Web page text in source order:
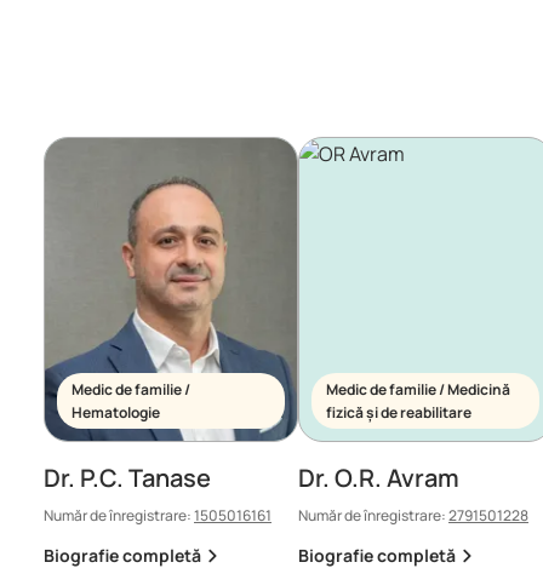
Medic de familie /
Hematologie
Dr. P.C. Tanase
Număr de înregistrare:1505016161
Biografie completă
Medic de familie / Medicină
fizică și de reabilitare
Dr. O.R. Avram
Număr de înregistrare:2791501228
Biografie completă